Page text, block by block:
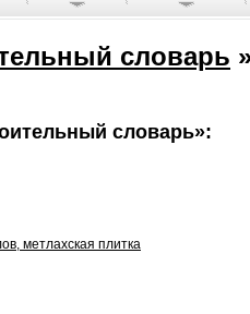
словарь
словарь»:
метлахская плитка